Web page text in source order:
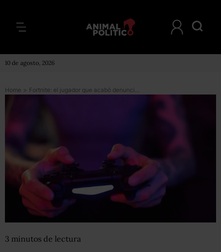
10 de agosto, 2026
Home > Fortnite: el jugador que acabó denunciado por maltrato después de una partida del videojuego
3 minutos de lectura